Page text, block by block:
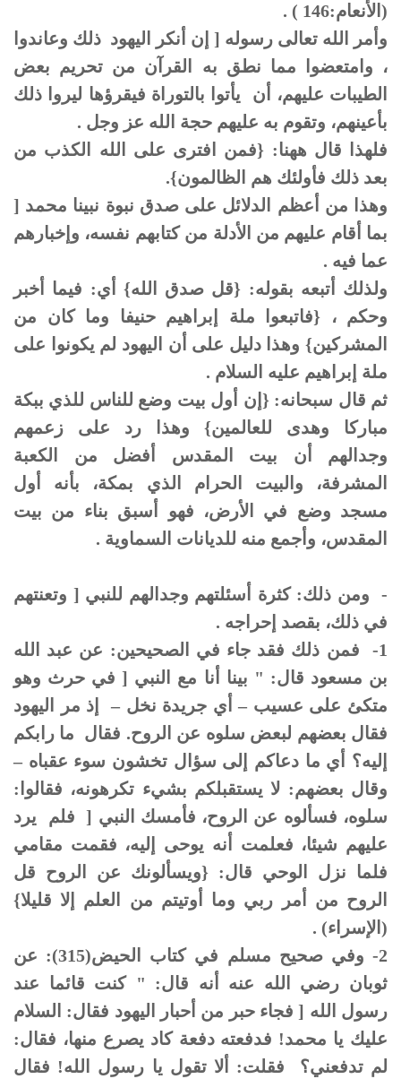
(الأنعام:146 ) .
وأمر الله تعالى رسوله [ إن أنكر اليهود ذلك وعاندوا
، وامتعضوا مما نطق به القرآن من تحريم بعض
الطيبات عليهم، أن يأتوا بالتوراة فيقرؤها ليروا ذلك
بأعينهم، وتقوم به عليهم حجة الله عز وجل .
فلهذا قال ههنا: {فمن افترى على الله الكذب من
بعد ذلك فأولئك هم الظالمون}.
وهذا من أعظم الدلائل على صدق نبوة نبينا محمد [
بما أقام عليهم من الأدلة من كتابهم نفسه، وإخبارهم
عما فيه .
ولذلك أتبعه بقوله: {قل صدق الله} أي: فيما أخبر
وحكم ، {فاتبعوا ملة إبراهيم حنيفا وما كان من
المشركين} وهذا دليل على أن اليهود لم يكونوا على
ملة إبراهيم عليه السلام .
ثم قال سبحانه: {إن أول بيت وضع للناس للذي ببكة
مباركا وهدى للعالمين} وهذا رد على زعمهم
وجدالهم أن بيت المقدس أفضل من الكعبة
المشرفة، والبيت الحرام الذي بمكة، بأنه أول
مسجد وضع في الأرض، فهو أسبق بناء من بيت
المقدس، وأجمع منه للديانات السماوية .
- ومن ذلك: كثرة أسئلتهم وجدالهم للنبي [ وتعنتهم
في ذلك، بقصد إحراجه .
1- فمن ذلك فقد جاء في الصحيحين: عن عبد الله
بن مسعود قال: " بينا أنا مع النبي [ في حرث وهو
متكئ على عسيب – أي جريدة نخل – إذ مر اليهود
فقال بعضهم لبعض سلوه عن الروح. فقال ما رابكم
إليه؟ أي ما دعاكم إلى سؤال تخشون سوء عقباه –
وقال بعضهم: لا يستقبلكم بشيء تكرهونه، فقالوا:
سلوه، فسألوه عن الروح، فأمسك النبي [ فلم يرد
عليهم شيئا، فعلمت أنه يوحى إليه، فقمت مقامي
فلما نزل الوحي قال: {ويسألونك عن الروح قل
الروح من أمر ربي وما أوتيتم من العلم إلا قليلا}
(الإسراء) .
2- وفي صحيح مسلم في كتاب الحيض(315): عن
ثوبان رضي الله عنه أنه قال: " كنت قائما عند
رسول الله [ فجاء حبر من أحبار اليهود فقال: السلام
عليك يا محمد! فدفعته دفعة كاد يصرع منها، فقال:
لم تدفعني؟ فقلت: ألا تقول يا رسول الله! فقال